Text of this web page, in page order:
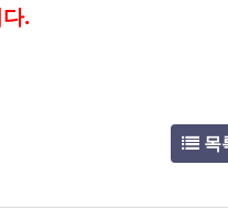
.
목